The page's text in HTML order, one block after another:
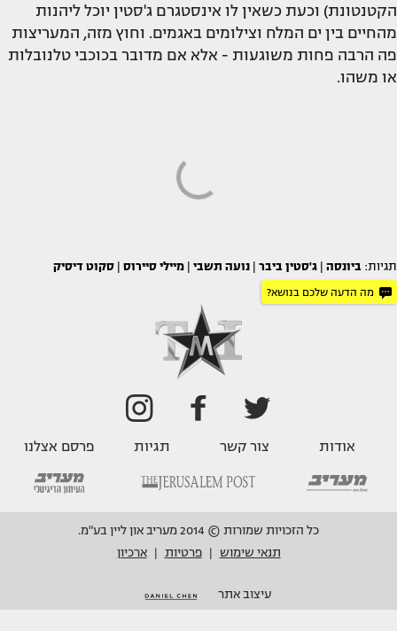
הקטנטונת) וכעת כשאין לו אינסטגרם ג'סטין יוכל ליהנות
מהחיים בין ים המלח וצילומים באגמים. וחוץ מזה, המעריצות
פה הרבה פחות משוגעות - אלא אם מדובר בכוכבי טלנובלות
או משהו.
תגיות: ביונסה ג'סטין ביבר נועה תשבי מיילי סיירוס סקוט דיסיק
מה הדעה שלכם בנושא?
אודות צור קשר תגיות פרסם אצלנו
כל הזכויות שמורות © 2014 מעריב און ליין בע"מ.
תנאי שימוש
פרטיות ארכיון
עיצוב אתר